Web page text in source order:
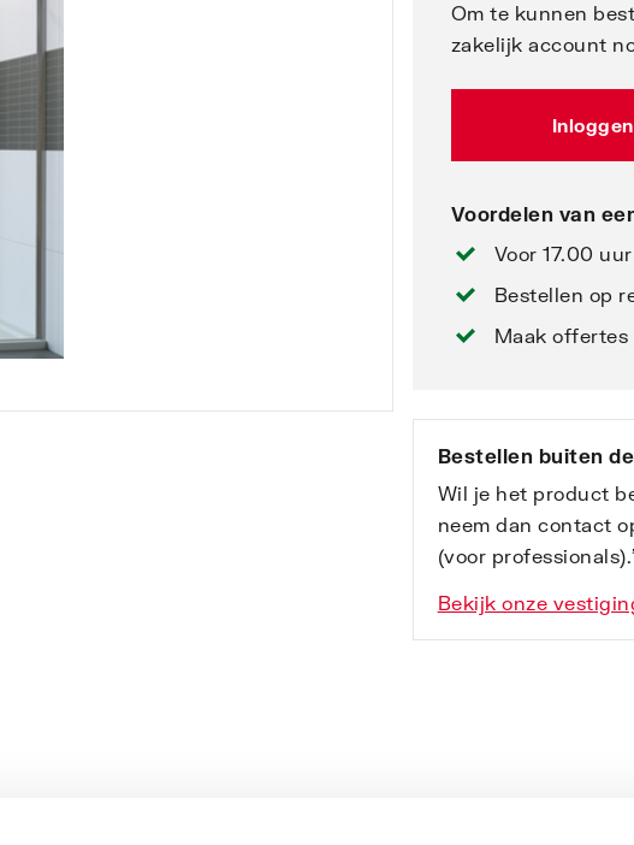
Om te kunnen
zakelijk account
Inloggen
Voordelen van
Voor 17.00
Bestellen op
Maak offertes
Bestellen buiten
Wil je het product
neem dan contact
(voor
Bekijk onze